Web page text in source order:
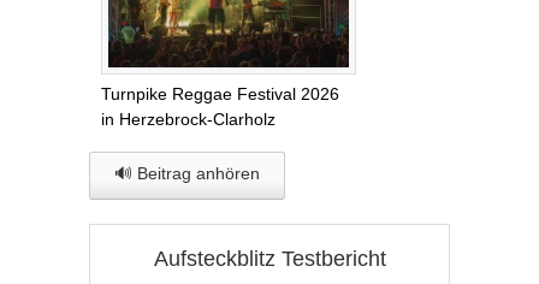
Turnpike Reggae Festival 2026
in Herzebrock-Clarholz
🔊 Beitrag anhören
Aufsteckblitz Testbericht